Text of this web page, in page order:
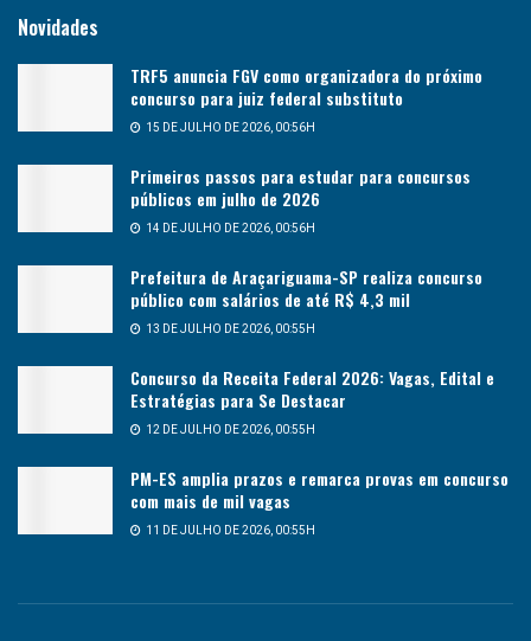
Novidades
TRF5 anuncia FGV como organizadora do próximo
concurso para juiz federal substituto
15 DE JULHO DE 2026, 00:56H
Primeiros passos para estudar para concursos
públicos em julho de 2026
14 DE JULHO DE 2026, 00:56H
Prefeitura de Araçariguama-SP realiza concurso
público com salários de até R$ 4,3 mil
13 DE JULHO DE 2026, 00:55H
Concurso da Receita Federal 2026: Vagas, Edital e
Estratégias para Se Destacar
12 DE JULHO DE 2026, 00:55H
PM-ES amplia prazos e remarca provas em concurso
com mais de mil vagas
11 DE JULHO DE 2026, 00:55H